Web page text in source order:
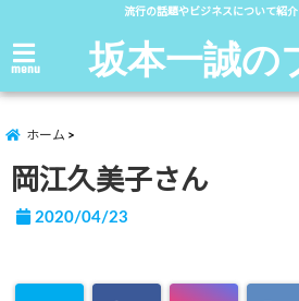
流行の話題やビジネスについて紹
menu 坂本一誠の
ホーム
岡江久美子さん
2020/04/23